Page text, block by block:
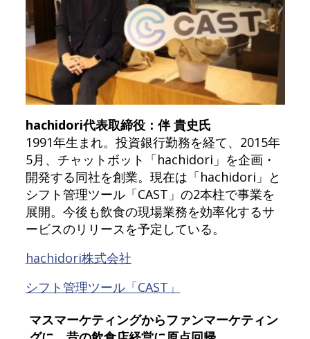
hachidori代表取締役：伴 貴史氏
1991年生まれ。投資銀行勤務を経て、2015年
5月、チャットボット「hachidori」を企画・
開発する同社を創業。現在は「hachidori」と
シフト管理ツール「CAST」の2本柱で事業を
展開。今後も飲食の現場業務を効率化するサ
ービスのリリースを予定している。
hachidori株式会社
シフト管理ツール「CAST」
マスマーケティングからファンマーケティン